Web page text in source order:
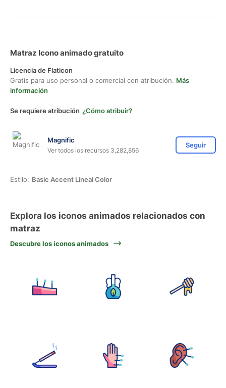
Matraz Icono animado gratuito
Licencia de Flaticon
Gratis para uso personal o comercial con atribución. Más
información
Se requiere atribución ¿Cómo atribuir?
Magnific
Ver todos los recursos 3,282,856
Seguir
Estilo: Basic Accent Lineal Color
Explora los iconos animados relacionados con
matraz
Descubre los iconos animados